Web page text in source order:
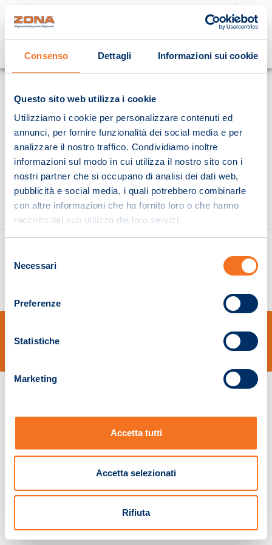
Consenso Dettagli Informazioni sui cookie
Questo sito web utilizza i cookie
Utilizziamo i cookie per personalizzare contenuti ed
annunci, per fornire funzionalità dei social media e per
analizzare il nostro traffico. Condividiamo inoltre
informazioni sul modo in cui utilizza il nostro sito con i
nostri partner che si occupano di analisi dei dati web,
pubblicità e social media, i quali potrebbero combinarle
con altre informazioni che ha fornito loro o che hanno
raccolto dal suo utilizzo dei loro servizi.
delNecessari
Preferenze
Statistiche
Marketing
Accetta tutti
Accetta selezionati
Rifiuta
Cosa stai cercando?
Pistoia 01680210505 – R.E.A. n.155974 - Cap.Soc. € 2.000.000,00 i.v. La
Società adotta il Codice Etico D.lgs. 231/01